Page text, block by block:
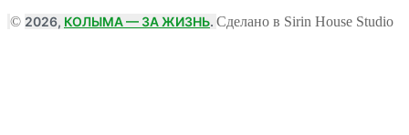
© 2026, КОЛЫМА — ЗА ЖИЗНЬ. Сделано в Sirin House Studio